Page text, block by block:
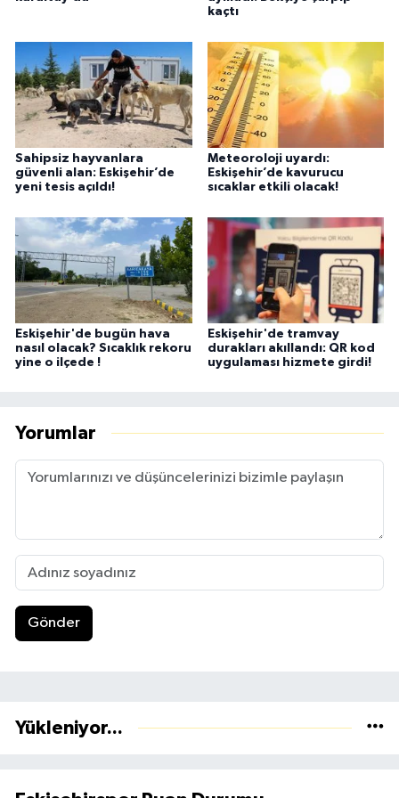
kaçtı
Sahipsiz hayvanlara
güvenli alan: Eskişehir’de
yeni tesis açıldı!
Meteoroloji uyardı:
Eskişehir’de kavurucu
sıcaklar etkili olacak!
Eskişehir'de bugün hava
nasıl olacak? Sıcaklık rekoru
yine o ilçede !
Eskişehir'de tramvay
durakları akıllandı: QR kod
uygulaması hizmete girdi!
Yorumlar
Gönder
Yükleniyor...